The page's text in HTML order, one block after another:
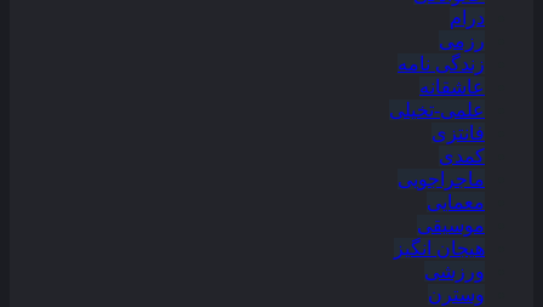
درام
رزمی
زندگی نامه
عاشقانه
علمی-تخیلی
فانتزی
کمدی
ماجراجویی
معمایی
موسیقی
هیجان انگیز
ورزشی
وسترن